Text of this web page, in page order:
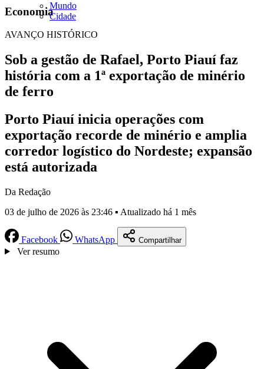
Mundo
Cidade
Economia
AVANÇO HISTÓRICO
Sob a gestão de Rafael, Porto Piauí faz
história com a 1ª exportação de minério
de ferro
Porto Piauí inicia operações com
exportação recorde de minério e amplia
corredor logístico do Nordeste; expansão
está autorizada
Da Redação
03 de julho de 2026 às 23:46 ▪ Atualizado há 1 mês
Facebook WhatsApp Compartilhar
Ver resumo